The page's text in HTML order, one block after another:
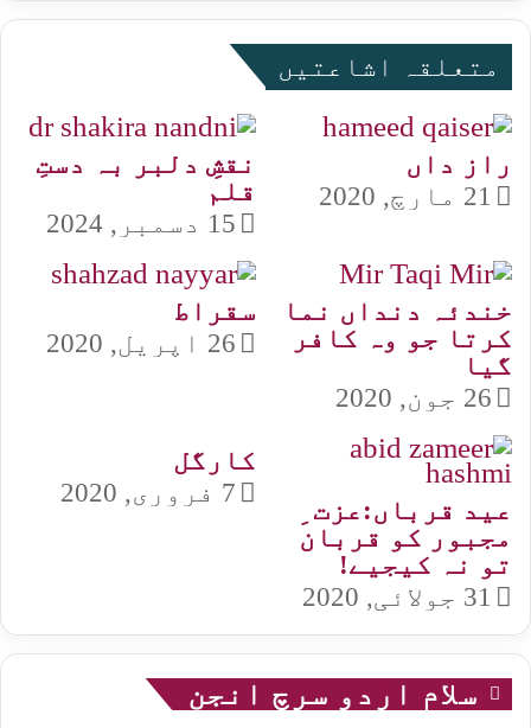
متعلقہ اشاعتیں
راز داں
21 مارچ, 2020
نقشِ دلبر بہ دستِ
قلم
15 دسمبر, 2024
خندئہ دنداں نما
کرتا جو وہ کافر
گیا
26 جون, 2020
سقراط
26 اپریل, 2020
عید قرباں:عزت ِ
مجبور کو قربان
تو نہ کیجیے!
31 جولائی, 2020
کارگل
7 فروری, 2020
سلام اردو سرچ انجن